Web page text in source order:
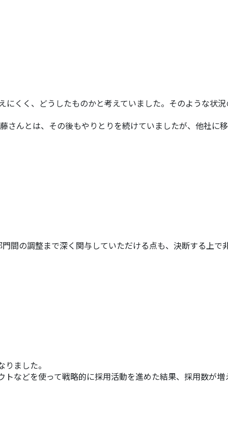
く、どうしたものかと考えていました。そのような
とは、その後もやりとりを続けていましたが、他社
調整まで深く関与していただける点も、決断する
ました。
どを使って戦略的に採用活動を進めた結果、採用数